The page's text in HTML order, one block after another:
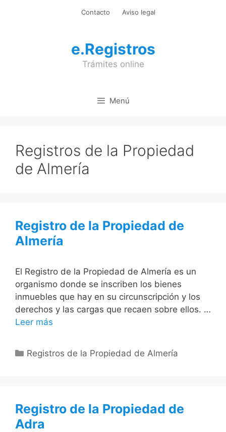
Contacto Aviso legal
e.Registros
Trámites online
Menú
Registros de la Propiedad
de Almería
Registro de la Propiedad de
Almería
El Registro de la Propiedad de Almería es un
organismo donde se inscriben los bienes
inmuebles que hay en su circunscripción y los
derechos y las cargas que recaen sobre ellos. …
Leer más
Categorías
Registros de la Propiedad de Almería
Registro de la Propiedad de
Adra